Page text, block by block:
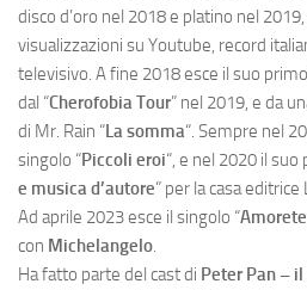
disco d’oro nel 2018 e platino nel
visualizzazioni su Youtube, record
televisivo. A fine 2018 esce il suo primo
dal “Cherofobia Tour” nel 2019, e da
di Mr. Rain “La somma“. Sempre nel
singolo “Piccoli eroi“, e nel 2020 il
e musica d’autore” per la casa editrice
Ad aprile 2023 esce il singolo “
con Michelangelo.
Ha fatto parte del cast di Peter Pan –